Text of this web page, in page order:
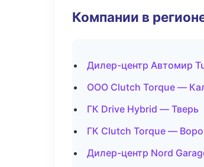
Компании в
Дилер-центр Автомир
ООО Clutch Torque —
ГК Drive Hybrid — Тверь
ГК Clutch Torque —
Дилер-центр Nord